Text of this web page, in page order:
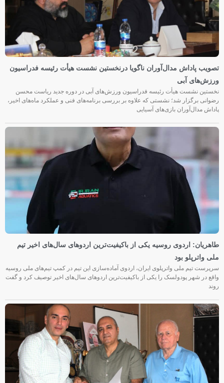
تصویب پاداش مدال‌آوران ناگویا درنخستین نشست هیأت رئیسه فدراسیون
ورزش‌های آبی
نخستین نشست هیأت رئیسه فدراسیون ورزش‌های آبی در دوره جدید ریاست محسن
رضوانی برگزار شد؛ نشستی که علاوه بر بررسی برنامه‌های فنی و عملکرد ماه‌های اخیر،
پاداش مدال‌آوران بازی‌های آسیایی
طاهریان: اردوی روسیه یکی از باکیفیت‌ترین اردوهای سال‌های اخیر تیم
ملی واترپلو بود
سرپرست تیم ملی واترپلوی ایران، اردوی آماده‌سازی این تیم در کمپ تیم‌های ملی روسیه
واقع در شهر پودولسک را یکی از باکیفیت‌ترین اردوهای سال‌های اخیر توصیف کرد و گفت
روند